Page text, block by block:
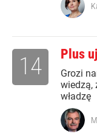
Plus
Grozi
wiedzą,
władzę
14